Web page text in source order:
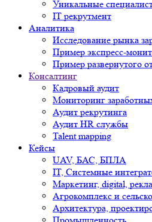
Уникальные
IT рекрутмент
Аналитика
Исследование рынка
Пример экспресс-
Пример развернутого
Консалтинг
Кадровый аудит
Мониторинг
Аудит рекрутинга
Аудит HR службы
Talent mapping
Кейсы
UAV, БАС, БПЛА
IT, Системные
Маркетинг, digital,
Агрокомплекс и
Архитектура,